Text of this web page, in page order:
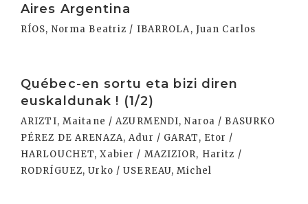
Aires Argentina
RÍOS, Norma Beatriz / IBARROLA, Juan Carlos
Québec-en sortu eta bizi diren
euskaldunak ! (1/2)
ARIZTI, Maitane / AZURMENDI, Naroa / BASURKO
PÉREZ DE ARENAZA, Adur / GARAT, Etor /
HARLOUCHET, Xabier / MAZIZIOR, Haritz /
RODRÍGUEZ, Urko / USEREAU, Michel